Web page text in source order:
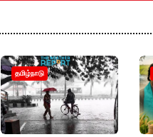
தமிழ்நாடு